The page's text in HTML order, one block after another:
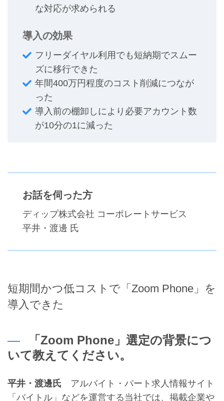
な対応が求められる
導入の効果
フリーダイヤル利用でも短納期でスムー
ズに移行できた
年間400万円程度のコスト削減につなが
った
導入前の棚卸しにより必要アカウント数
が10分の1に減った
お話を伺った方
ディップ株式会社 コーポレートサービス
平井・渡邊 氏
短期間かつ低コストで「Zoom Phone」を
導入できた
「Zoom Phone」選定の背景につ
いて教えてください。
平井・渡邊氏 アルバイト・パート求人情報サイト
「バイトル」などを運営する当社では、掲載企業や